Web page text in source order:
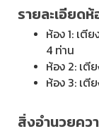
รายละเอียด
ห้อง 1: เตี
4 ท่าน
ห้อง 2: เตี
ห้อง 3: เตี
สิ่งอำนวยคว